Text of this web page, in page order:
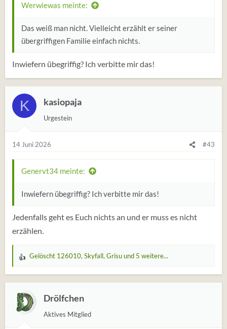
Werwiewas meinte:
Das weiß man nicht. Vielleicht erzählt er seiner
übergriffigen Familie einfach nichts.
Inwiefern übegriffig? Ich verbitte mir das!
K kasiopaja
Urgestein
14 Juni 2026 #43
Genervt34 meinte:
Inwiefern übegriffig? Ich verbitte mir das!
Jedenfalls geht es Euch nichts an und er muss es nicht
erzählen.
W
r
t
u
Gelöscht 126010, Skyfall, Grisuund 5 weitere...
Drölfchen
Aktives Mitglied